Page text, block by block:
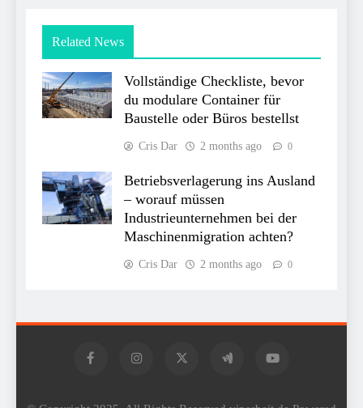
Related News
Vollständige Checkliste, bevor
du modulare Container für
Baustelle oder Büros bestellst
Cris Dar 2 months ago 0
Betriebsverlagerung ins Ausland
– worauf müssen
Industrieunternehmen bei der
Maschinenmigration achten?
Cris Dar 2 months ago 0